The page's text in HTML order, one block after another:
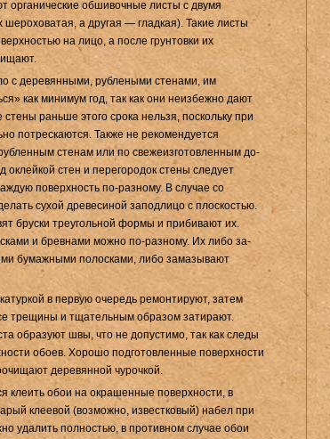
органические обши­вочные листы с двумя
а другая — гладкая). Такие листы
на лицо, а после грун­товки их
с деревянными, руб­леными стенами, им
как минимум год, так как они неизбежно дают
раньше этого срока нельзя, поскольку при
потреска­ются. Также не рекомендуется
стенам или по свежеизготовленным до­
стен и перегоро­док стены следует
поверхность по-разному. В случае со
сухой древесиной заподлицо с плоско­стью.
бруски треуголь­ной формы и прибивают их.
и бревнами можно по-разному. Их либо за­
бумажными полосками, либо замазывают
в первую оче­редь ремонтируют, затем
трещины и тщательным образом затирают.
образуют швы, что не допустимо, так как следы
обоев. Хорошо подготовленные поверхности
деревянной чурочкой.
клеить обои на окра­шенные поверхности, в
клеевой (возможно, известковый) набел при
удалить полностью, в против­ном случае обои